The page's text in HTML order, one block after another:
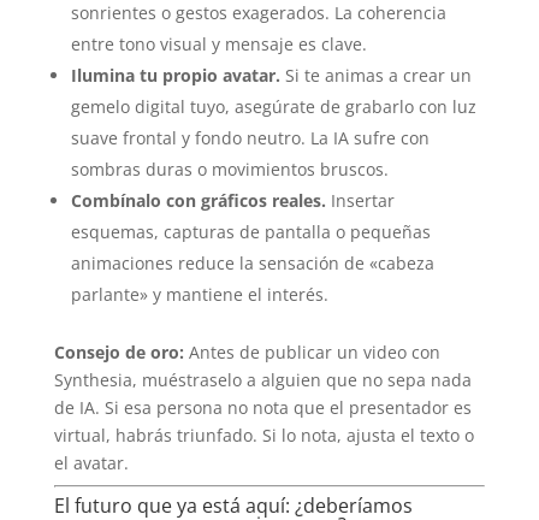
sonrientes o gestos exagerados. La coherencia
entre tono visual y mensaje es clave.
Ilumina tu propio avatar. Si te animas a crear un
gemelo digital tuyo, asegúrate de grabarlo con luz
suave frontal y fondo neutro. La IA sufre con
sombras duras o movimientos bruscos.
Combínalo con gráficos reales. Insertar
esquemas, capturas de pantalla o pequeñas
animaciones reduce la sensación de «cabeza
parlante» y mantiene el interés.
Consejo de oro: Antes de publicar un video con
Synthesia, muéstraselo a alguien que no sepa nada
de IA. Si esa persona no nota que el presentador es
virtual, habrás triunfado. Si lo nota, ajusta el texto o
el avatar.
El futuro que ya está aquí: ¿deberíamos